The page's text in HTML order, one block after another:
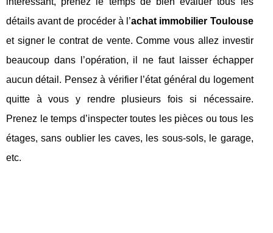
détails avant de procéder à l’achat immobilier Toulouse
et signer le contrat de vente. Comme vous allez investir
beaucoup dans l’opération, il ne faut laisser échapper
aucun détail. Pensez à vérifier l’état général du logement
quitte à vous y rendre plusieurs fois si nécessaire.
Prenez le temps d’inspecter toutes les pièces ou tous les
étages, sans oublier les caves, les sous-sols, le garage,
etc.